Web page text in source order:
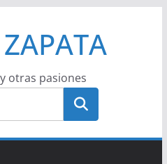
otras pasiones